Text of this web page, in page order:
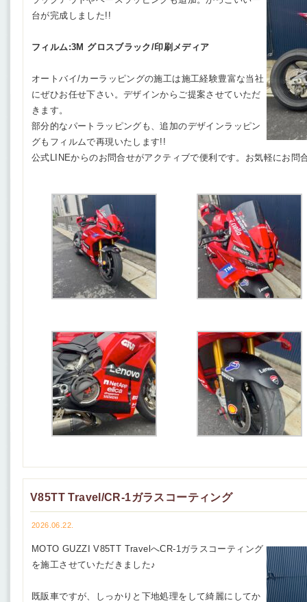
台が完成しました!!
フィルム:3M グロスブラック/印刷メディア
オートバイ/カーラッピングの施工は施工経験豊富な当社
にぜひお任せ下さい。デザインからご提案させていただ
きます。
部分的なパートラッピングも、追加のデザインラッピン
グもフィルムで再現いたします!!
公式LINEからのお問合せがアクティブで便利です。お気軽にお問
V85TT Travel/CR-1ガラスコーティング
2026.06.22.
MOTO GUZZI V85TT TravelへCR-1ガラスコーティング
を施工させていただきました♪
既販車ですが、しっかりと下地処理をして綺麗にしてか